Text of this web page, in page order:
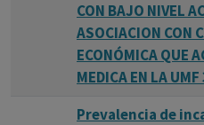
CON BAJO NIVEL
ASOCIACION CON
ECONÓMICA QUE
MEDICA EN LA
Prevalencia de